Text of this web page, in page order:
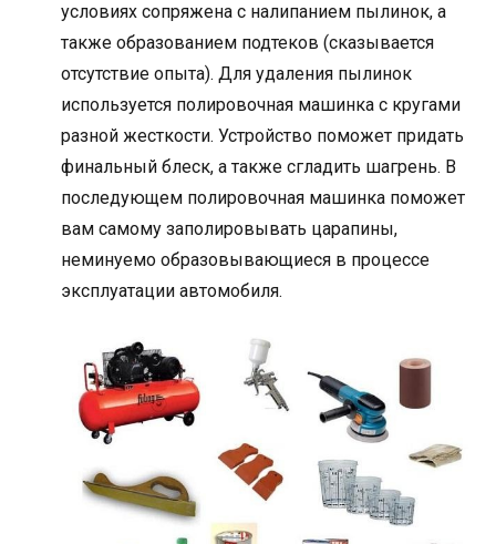
условиях сопряжена с налипанием пылинок, а
также образованием подтеков (сказывается
отсутствие опыта). Для удаления пылинок
используется полировочная машинка с кругами
разной жесткости. Устройство поможет придать
финальный блеск, а также сгладить шагрень. В
последующем полировочная машинка поможет
вам самому заполировывать царапины,
неминуемо образовывающиеся в процессе
эксплуатации автомобиля.